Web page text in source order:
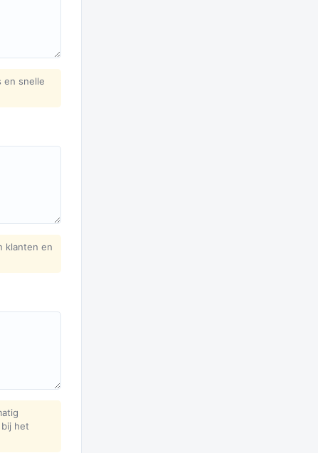
en snelle
klanten en
het